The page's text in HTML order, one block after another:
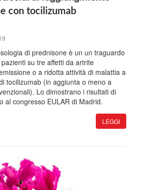
con tocilizumab
di prednisone è un un traguardo
su tre affetti da artrite
o a ridotta attività di malattia a
tocilizumab (in aggiunta o meno a
Lo dimostrano i risultati di
al congresso EULAR di Madrid.
LEGGI